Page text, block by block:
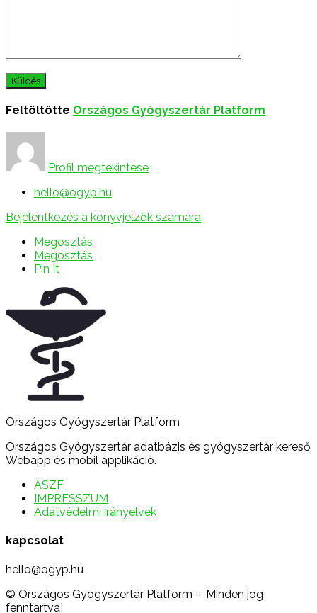
Feltöltötte Országos Gyógyszertár Platform
Profil megtekintése
hello@ogyp.hu
Bejelentkezés a könyvjelzők számára
Megosztás
Megosztás
Pin It
Országos Gyógyszertár Platform
Országos Gyógyszertár adatbázis és gyógyszertár kereső
Webapp és mobil applikáció.
ÁSZF
IMPRESSZUM
Adatvédelmi irányelvek
kapcsolat
hello@ogyp.hu
© Országos Gyógyszertár Platform - Minden jog
fenntartva!